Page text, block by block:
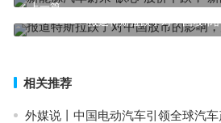
上一篇
报道特斯拉跌了对中国股市
相关推荐
外媒说丨中国电动汽车引领全球汽